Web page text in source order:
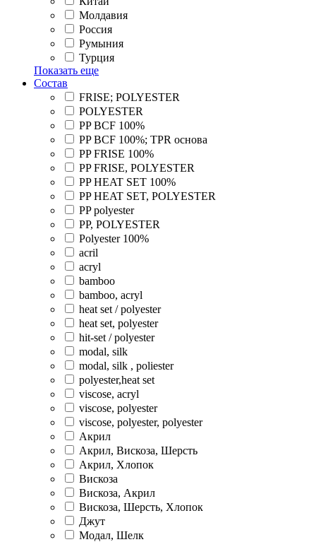
Молдавия
Россия
Румыния
Турция
Показать еще
Состав
FRISE; POLYESTER
POLYESTER
PP BCF 100%
PP BCF 100%; TPR основа
PP FRISE 100%
PP FRISE, POLYESTER
PP HEAT SET 100%
PP HEAT SET, POLYESTER
PP polyester
PP, POLYESTER
Polyester 100%
acril
acryl
bamboo
bamboo, acryl
heat set / polyester
heat set, polyester
hit-set / polyester
modal, silk
modal, silk , poliester
polyester,heat set
viscose, acryl
viscose, polyester
viscose, polyester, polyester
Акрил
Акрил, Вискоза, Шерсть
Акрил, Хлопок
Вискоза
Вискоза, Акрил
Вискоза, Шерсть, Хлопок
Джут
Модал, Шелк